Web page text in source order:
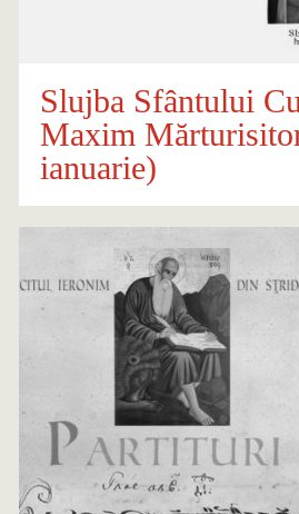
Slujba Sfântului
Maxim
ianuarie)